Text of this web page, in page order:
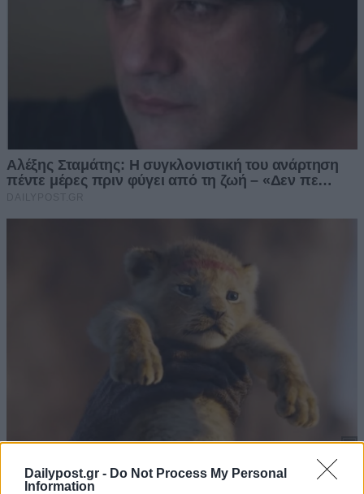
Dailypost.gr - Do Not Process My Personal
Information